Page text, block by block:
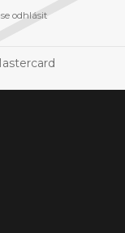
odhlásit